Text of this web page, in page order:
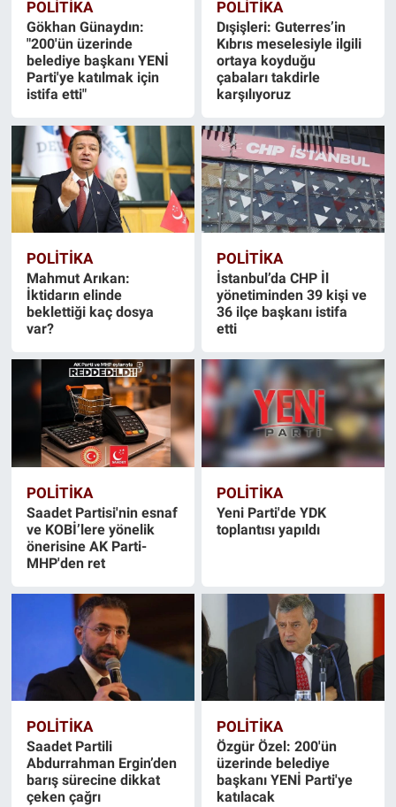
POLİTİKA
Gökhan Günaydın:
"200'ün üzerinde
belediye başkanı YENİ
Parti'ye katılmak için
istifa etti"
POLİTİKA
Dışişleri: Guterres’in
Kıbrıs meselesiyle ilgili
ortaya koyduğu
çabaları takdirle
karşılıyoruz
POLİTİKA
Mahmut Arıkan:
İktidarın elinde
beklettiği kaç dosya
var?
POLİTİKA
İstanbul’da CHP İl
yönetiminden 39 kişi ve
36 ilçe başkanı istifa
etti
POLİTİKA
Saadet Partisi'nin esnaf
ve KOBİ’lere yönelik
önerisine AK Parti-
MHP'den ret
POLİTİKA
Yeni Parti'de YDK
toplantısı yapıldı
POLİTİKA
Saadet Partili
Abdurrahman Ergin’den
barış sürecine dikkat
çeken çağrı
POLİTİKA
Özgür Özel: 200'ün
üzerinde belediye
başkanı YENİ Parti'ye
katılacak